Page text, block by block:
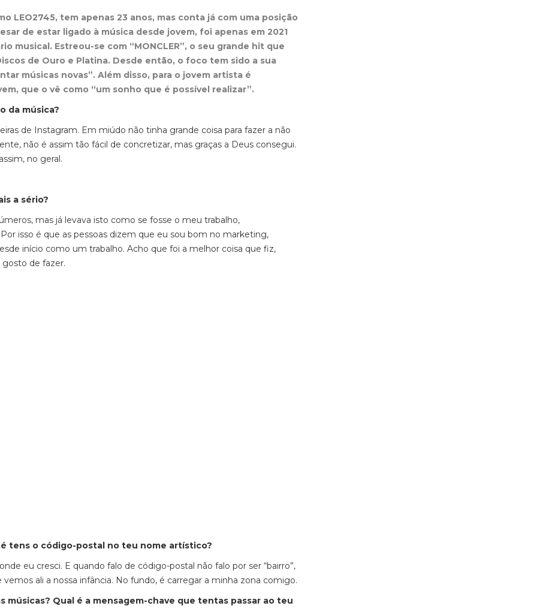
LEO2745, tem apenas 23 anos, mas conta já com uma posição
de estar ligado à música desde jovem, foi apenas em 2021
musical. Estreou-se com “MONCLER”, o seu grande hit que
de Ouro e Platina. Desde então, o foco tem sido a sua
músicas novas”. Além disso, para o jovem artista é
que o vê como “um sonho que é possível realizar”.
da música?
de Instagram. Em miúdo não tinha grande coisa para fazer a não
não é assim tão fácil de concretizar, mas graças a Deus consegui.
no geral.
a sério?
mas já levava isto como se fosse o meu trabalho,
isso é que as pessoas dizem que eu sou bom no marketing,
início como um trabalho. Acho que foi a melhor coisa que fiz,
de fazer.
tens o código-postal no teu nome artístico?
eu cresci. E quando falo de código-postal não falo por ser “bairro”,
ali a nossa infância. No fundo, é carregar a minha zona comigo.
músicas? Qual é a mensagem-chave que tentas passar ao teu